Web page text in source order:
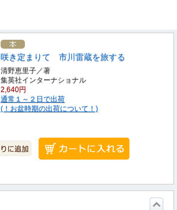
咲き定まりて 市川雷蔵を旅する
清野恵里子／著
集英社インターナショナル
2,640円
通常１～２日で出荷
(！お盆時期の出荷について！)